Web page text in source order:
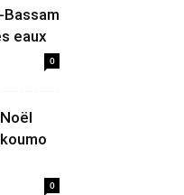
Bassam
eaux
0
0